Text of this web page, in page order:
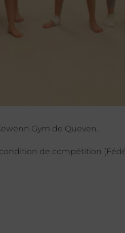
Gym de Queven.
de compétition